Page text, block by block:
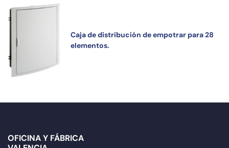
Caja de distribución de empotrar para 28
elementos.
OFICINA Y FÁBRICA